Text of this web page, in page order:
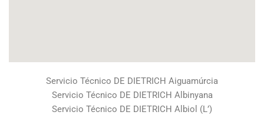
Servicio Técnico DE DIETRICH Aiguamúrcia
Servicio Técnico DE DIETRICH Albinyana
Servicio Técnico DE DIETRICH Albiol (L’)